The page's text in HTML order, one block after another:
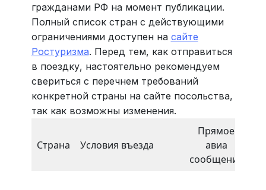
гражданами РФ на момент публикации.
Полный список стран с действующими
ограничениями доступен на сайте
Ростуризма. Перед тем, как отправиться
в поездку, настоятельно рекомендуем
свериться с перечнем требований
конкретной страны на сайте посольства,
так как возможны изменения.
Страна Условия въезда
Прямое
авиа
сообщение